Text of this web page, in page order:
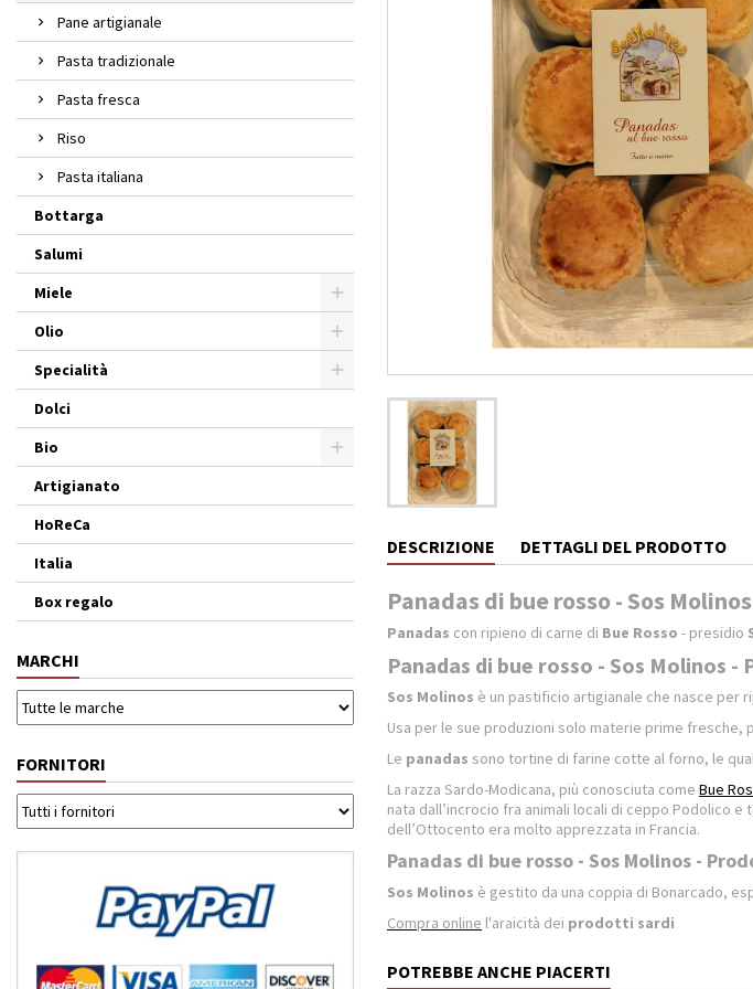
Pane artigianale
Pasta tradizionale
Pasta fresca
Riso
Pasta italiana
Bottarga
Salumi
Miele
Olio
Specialità
Dolci
Bio
Artigianato
HoReCa
Italia
Box regalo
MARCHI
FORNITORI
DESCRIZIONE DETTAGLI DEL PRODOTTO
Panadas di bue rosso - Sos
Panadas con ripieno di carne di Bue Rosso - presidio
Panadas di bue rosso - Sos Molinos
Sos Molinos è un pastificio artigianale che nasce per
Usa per le sue produzioni solo materie prime
Le panadas sono tortine di farine cotte al forno, le
La razza Sardo-Modicana, più conosciuta come Bue
nata dall’incrocio fra animali locali di ceppo Podolico
dell’Ottocento era molto apprezzata in Francia.
Panadas di bue rosso - Sos Molinos -
Sos Molinos è gestito da una coppia di Bonarcado,
Compra online l'araicità dei prodotti sardi
POTREBBE ANCHE PIACERTI